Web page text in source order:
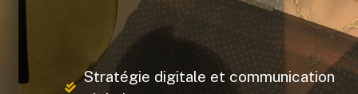
Stratégie digitale et communication